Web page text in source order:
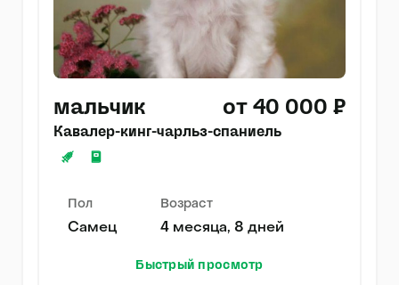
мальчик от 40 000 ₽
Кавалер-кинг-чарльз-спаниель
Пол
Самец
Возраст
4 месяца, 8 дней
Быстрый просмотр